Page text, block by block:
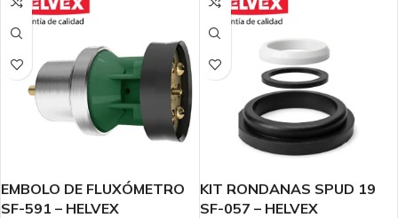
EMBOLO DE FLUXÓMETRO
SF-591 – HELVEX
KIT RONDANAS SPUD 19
SF-057 – HELVEX